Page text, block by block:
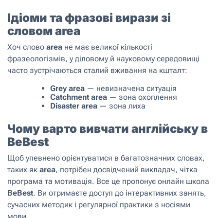
Ідіоми та фразові вирази зі
словом area
Хоч слово area не має великої кількості
фразеологізмів, у діловому й науковому середовищі
часто зустрічаються сталий вживання на кшталт:
Grey area — невизначена ситуація
Catchment area — зона охоплення
Disaster area — зона лиха
Чому варто вивчати англійську в
BeBest
Щоб упевнено орієнтуватися в багатозначних словах,
таких як area, потрібен досвідчений викладач, чітка
програма та мотивація. Все це пропонує онлайн школа
BeBest. Ви отримаєте доступ до інтерактивних занять,
сучасних методик і регулярної практики з носіями